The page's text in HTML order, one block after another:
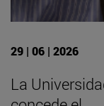
29 | 06 | 2026
La